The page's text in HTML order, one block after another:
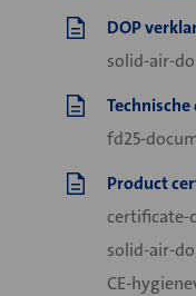
DOP
solid-air-
fd25-
Product
certificate-
solid-air-
CE-